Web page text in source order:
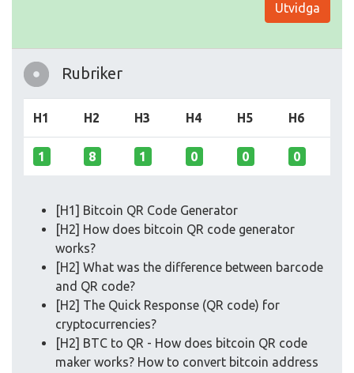
Utvidga
Rubriker
H1 H2 H3 H4 H5 H6
1 8 1 0 0 0
[H1] Bitcoin QR Code Generator
[H2] How does bitcoin QR code generator
works?
[H2] What was the difference between barcode
and QR code?
[H2] The Quick Response (QR code) for
cryptocurrencies?
[H2] BTC to QR - How does bitcoin QR code
maker works? How to convert bitcoin address